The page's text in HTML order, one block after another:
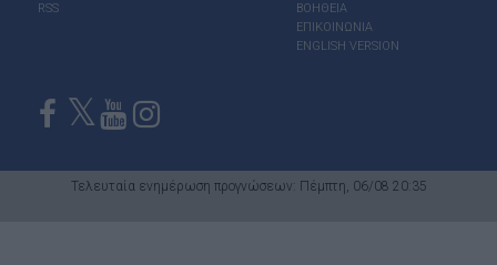
RSS
ΒΟΗΘΕΙΑ
ΕΠΙΚΟΙΝΩΝΙΑ
ENGLISH VERSION
Τελευταία ενημέρωση προγνώσεων: Πέμπτη, 06/08 20:35